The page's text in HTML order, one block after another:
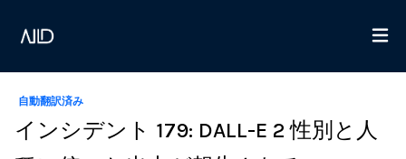
自動翻訳済み
インシデント 179: DALL-E 2 性別と人